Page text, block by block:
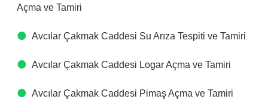
Açma ve Tamiri
Avcılar Çakmak Caddesi Su Arıza Tespiti ve Tamiri
Avcılar Çakmak Caddesi Logar Açma ve Tamiri
Avcılar Çakmak Caddesi Pimaş Açma ve Tamiri